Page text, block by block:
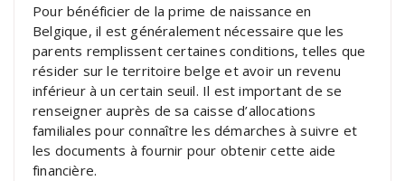
Pour bénéficier de la prime de naissance en
Belgique, il est généralement nécessaire que les
parents remplissent certaines conditions, telles que
résider sur le territoire belge et avoir un revenu
inférieur à un certain seuil. Il est important de se
renseigner auprès de sa caisse d’allocations
familiales pour connaître les démarches à suivre et
les documents à fournir pour obtenir cette aide
financière.